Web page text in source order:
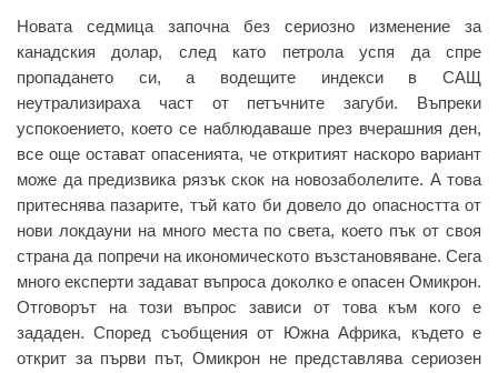
Новата седмица започна без сериозно изменение за
канадския долар, след като петрола успя да спре
пропадането си, а водещите индекси в САЩ
неутрализираха част от петъчните загуби. Въпреки
успокоението, което се наблюдаваше през вчерашния ден,
все още остават опасенията, че откритият наскоро вариант
може да предизвика рязък скок на новозаболелите. А това
притеснява пазарите, тъй като би довело до опасността от
нови локдауни на много места по света, което пък от своя
страна да попречи на икономическото възстановяване. Сега
много експерти задават въпроса доколко е опасен Омикрон.
Отговорът на този въпрос зависи от това към кого е
зададен. Според съобщения от Южна Африка, където е
открит за първи път, Омикрон не представлява сериозен